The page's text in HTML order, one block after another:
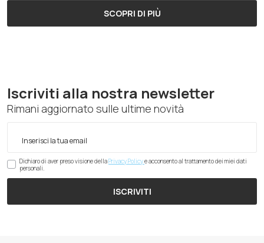
SCOPRI DI PIÙ
Iscriviti alla nostra newsletter
Rimani aggiornato sulle ultime novità
Dichiaro di aver preso visione dellaPrivacy Policye acconsento al trattamento dei miei dati
personali.
ISCRIVITI